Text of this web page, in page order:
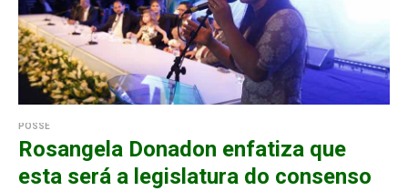
POSSE
Rosangela Donadon enfatiza que
esta será a legislatura do consenso